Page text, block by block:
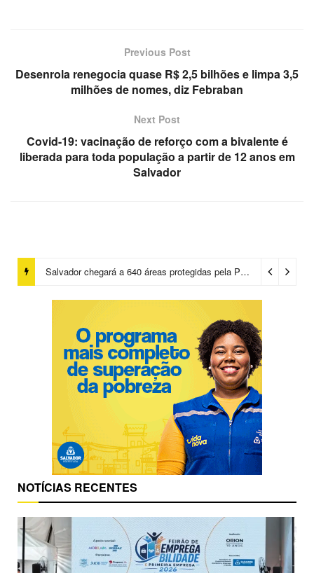
Previous Post
Desenrola renegocia quase R$ 2,5 bilhões e limpa 3,5
milhões de nomes, diz Febraban
Next Post
Covid-19: vacinação de reforço com a bivalente é
liberada para toda população a partir de 12 anos em
Salvador
Salvador chegará a 640 áreas protegidas pela Prefeitura com investimentos em contenções de encostas e prevenção de riscos
NOTÍCIAS RECENTES